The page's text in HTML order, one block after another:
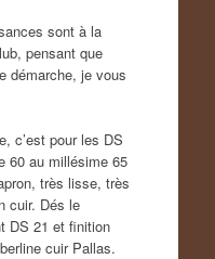
sont à la
pensant que
démarche, je vous
c’est pour les DS
60 au millésime 65
très lisse, très
cuir. Dés le
DS 21 et finition
cuir Pallas.